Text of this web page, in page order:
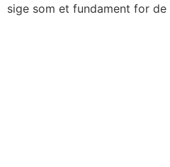
sige som et fundament for